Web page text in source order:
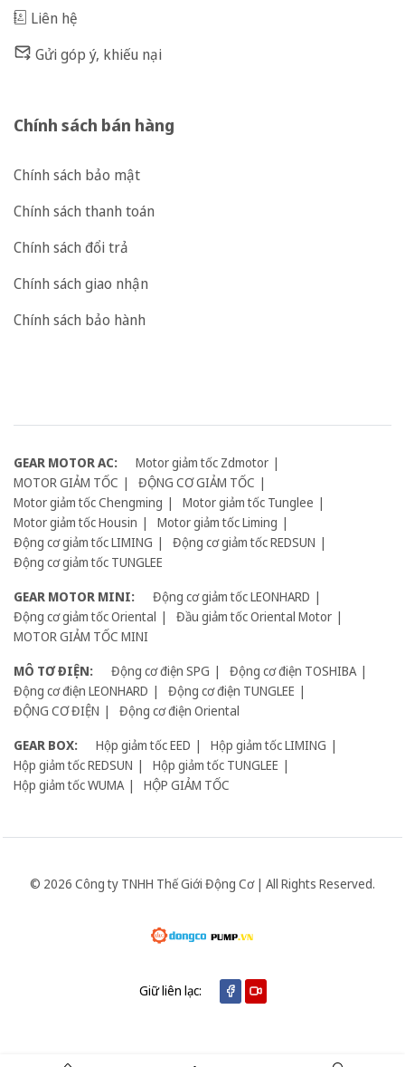
Liên hệ
Gửi góp ý, khiếu nại
Chính sách bán hàng
Chính sách bảo mật
Chính sách thanh toán
Chính sách đổi trả
Chính sách giao nhận
Chính sách bảo hành
GEAR MOTOR AC:
Motor giảm tốc Zdmotor
MOTOR GIẢM TỐC
ĐỘNG CƠ GIẢM TỐC
Motor giảm tốc Chengming
Motor giảm tốc Tunglee
Motor giảm tốc Housin
Motor giảm tốc Liming
Động cơ giảm tốc LIMING
Động cơ giảm tốc REDSUN
Động cơ giảm tốc TUNGLEE
GEAR MOTOR MINI:
Động cơ giảm tốc LEONHARD
Động cơ giảm tốc Oriental
Đầu giảm tốc Oriental Motor
MOTOR GIẢM TỐC MINI
MÔ TƠ ĐIỆN:
Động cơ điện SPG
Động cơ điện TOSHIBA
Động cơ điện LEONHARD
Động cơ điện TUNGLEE
ĐỘNG CƠ ĐIỆN
Động cơ điện Oriental
GEAR BOX:
Hộp giảm tốc EED
Hộp giảm tốc LIMING
Hộp giảm tốc REDSUN
Hộp giảm tốc TUNGLEE
Hộp giảm tốc WUMA
HỘP GIẢM TỐC
© 2026 Công ty TNHH Thế Giới Động Cơ | All Rights Reserved.
Giữ liên lạc: